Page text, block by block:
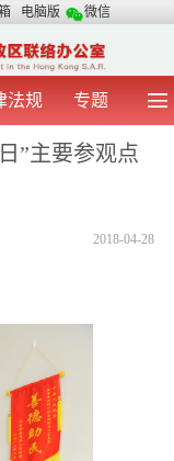
电脑版 微信
法规 专题
中央声音
”主要参观点
2018-04-28